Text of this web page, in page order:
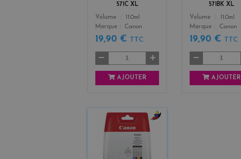
571C XL
Color
Volume
11.0ml
Marque
Canon
19,90 € TTC
AJOUTER
571BK XL
Color
Volume
11.0ml
Marque
Canon
19,90 € TTC
AJOUTER